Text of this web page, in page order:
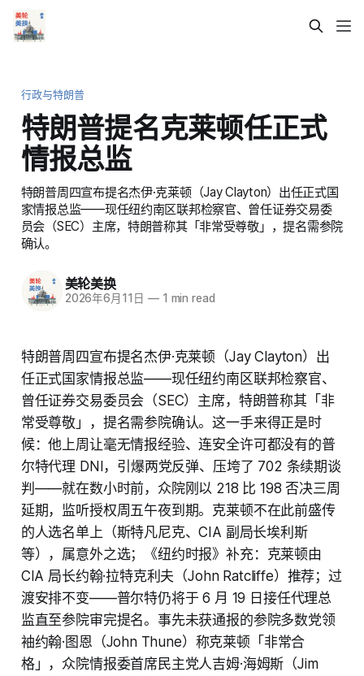
行政与特朗普
特朗普提名克莱顿任正式
情报总监
特朗普周四宣布提名杰伊·克莱顿（Jay Clayton）出任正式国
家情报总监——现任纽约南区联邦检察官、曾任证券交易委
员会（SEC）主席，特朗普称其「非常受尊敬」，提名需参院
确认。
美轮美换
2026年6月11日 —1 min read
特朗普周四宣布提名杰伊·克莱顿（Jay Clayton）出
任正式国家情报总监——现任纽约南区联邦检察官、
曾任证券交易委员会（SEC）主席，特朗普称其「非
常受尊敬」，提名需参院确认。这一手来得正是时
候：他上周让毫无情报经验、连安全许可都没有的普
尔特代理 DNI，引爆两党反弹、压垮了 702 条续期谈
判——就在数小时前，众院刚以 218 比 198 否决三周
延期，监听授权周五午夜到期。克莱顿不在此前盛传
的人选名单上（斯特凡尼克、CIA 副局长埃利斯
等），属意外之选；《纽约时报》补充：克莱顿由
CIA 局长约翰·拉特克利夫（John Ratcliffe）推荐；过
渡安排不变——普尔特仍将于 6 月 19 日接任代理总
监直至参院审完提名。事先未获通报的参院多数党领
袖约翰·图恩（John Thune）称克莱顿「非常合
格」，众院情报委首席民主党人吉姆·海姆斯（Jim